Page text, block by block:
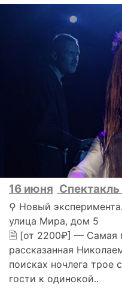
16 июня
⚲ Новый
улица Мира, дом 5
🗎 [от 2200₽] — Самая
рассказанная
поисках ночлега трое
гости к одинокой..